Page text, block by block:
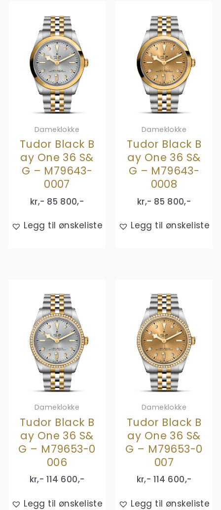
Dameklokke
Tudor Black B
ay One 36 S&
G – M79643-
0007
kr,- 85 800,-
Legg til ønskeliste
Dameklokke
Tudor Black B
ay One 36 S&
G – M79643-
0008
kr,- 85 800,-
Legg til ønskeliste
Dameklokke
Tudor Black B
ay One 36 S&
G – M79653-0
006
kr,- 114 600,-
Legg til ønskeliste
Dameklokke
Tudor Black B
ay One 36 S&
G – M79653-0
007
kr,- 114 600,-
Legg til ønskeliste